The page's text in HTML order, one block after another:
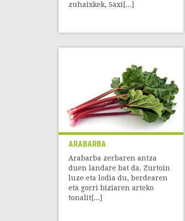
zuhaixkek, Saxi[...]
ARABARBA
Arabarba zerbaren antza
duen landare bat da. Zurtoin
luze eta lodia du, berdearen
eta gorri biziaren arteko
tonalit[...]